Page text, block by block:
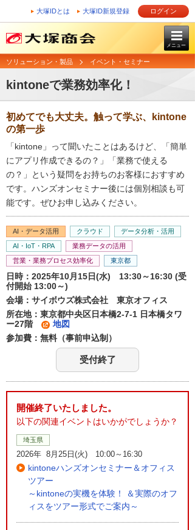
大塚IDとは 大塚ID新規登録 ログイン
メニュー
ソリューション・製品 イベント・セミナー
kintoneで業務効率化！
初めてでも大丈夫。触って学ぶ、kintone
の第一歩
「kintone」って聞いたことはあるけど、「簡単
にアプリ作成できるの？」「業務で使える
の？」という疑問をお持ちのお客様におすすめ
です。ハンズオンセミナー後には個別相談も可
能です。ぜひお申し込みください。
AI・データ活用 クラウド
データ分析・活用
AI・IoT・RPA
業務データの活用
営業・業務プロセス効率化
東京都
日時：2025年10月15日(水) 13:30～16:30 (受
付開始 13:00～)
会場：サイボウズ株式会社 東京オフィス
所在地：東京都中央区日本橋2-7-1 日本橋タワ
ー27階
地図
参加費：無料（事前申込制）
受付終了
開催終了いたしました。
以下の関連イベントはいかがでしょうか？
埼玉県
2026年 8月25日(火) 10:00～16:30
kintoneハンズオンセミナー＆オフィス
ツアー
～kintoneの実機を体験！ ＆実際のオフ
ィスをツアー形式でご案内～